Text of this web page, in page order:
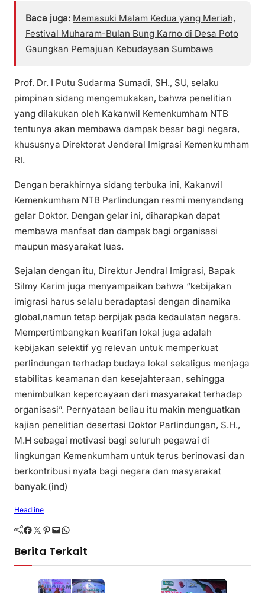
Baca juga: Memasuki Malam Kedua yang Meriah,
Festival Muharam-Bulan Bung Karno di Desa Poto
Gaungkan Pemajuan Kebudayaan Sumbawa
Prof. Dr. I Putu Sudarma Sumadi, SH., SU, selaku
pimpinan sidang mengemukakan, bahwa penelitian
yang dilakukan oleh Kakanwil Kemenkumham NTB
tentunya akan membawa dampak besar bagi negara,
khususnya Direktorat Jenderal Imigrasi Kemenkumham
RI.
Dengan berakhirnya sidang terbuka ini, Kakanwil
Kemenkumham NTB Parlindungan resmi menyandang
gelar Doktor. Dengan gelar ini, diharapkan dapat
membawa manfaat dan dampak bagi organisasi
maupun masyarakat luas.
Sejalan dengan itu, Direktur Jendral Imigrasi, Bapak
Silmy Karim juga menyampaikan bahwa “kebijakan
imigrasi harus selalu beradaptasi dengan dinamika
global,namun tetap berpijak pada kedaulatan negara.
Mempertimbangkan kearifan lokal juga adalah
kebijakan selektif yg relevan untuk memperkuat
perlindungan terhadap budaya lokal sekaligus menjaga
stabilitas keamanan dan kesejahteraan, sehingga
menimbulkan kepercayaan dari masyarakat terhadap
organisasi”. Pernyataan beliau itu makin menguatkan
kajian penelitian desertasi Doktor Parlindungan, S.H.,
M.H sebagai motivasi bagi seluruh pegawai di
lingkungan Kemenkumham untuk terus berinovasi dan
berkontribusi nyata bagi negara dan masyarakat
banyak.(ind)
Headline
Facebook Twitter Pinterest Mail WhatsApp
Berita Terkait